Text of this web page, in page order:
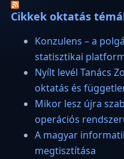
Cikkek oktatás
Konzulens – a
statisztikai
Nyílt levél Tanács
oktatás és
Mikor lesz újra
operációs
A magyar
megtisztítása